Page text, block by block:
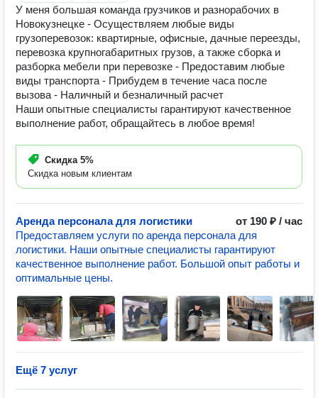
У меня большая команда грузчиков и разнорабочих в
Новокузнецке - Осуществляем любые виды
грузоперевозок: квартирные, офисные, дачные переезды,
перевозка крупногабаритных грузов, а также сборка и
разборка мебели при перевозке - Предоставим любые
виды транспорта - Прибудем в течение часа после
вызова - Наличный и безналичный расчет
Наши опытные специалисты гарантируют качественное
выполнение работ, обращайтесь в любое время!
Скидка 5%
Скидка новым клиентам
Аренда персонала для логистики
от 190 ₽ / час
Предоставляем услуги по аренда персонала для
логистики. Наши опытные специалисты гарантируют
качественное выполнение работ. Большой опыт работы и
оптимальные цены.
Ещё 7 услуг